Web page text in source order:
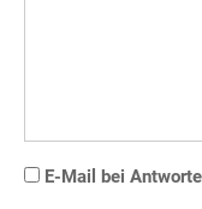
E-Mail bei